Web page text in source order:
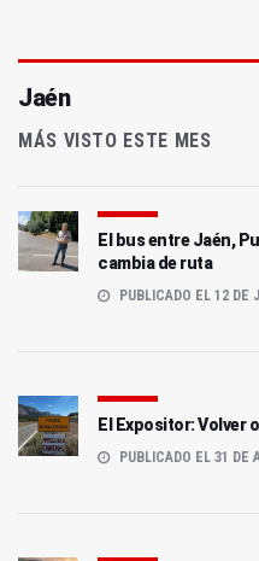
Jaén
MÁS VISTO ESTE MES
El bus entre Jaén,
cambia de ruta
PUBLICADO EL 12 DE
El Expositor: Volver
PUBLICADO EL 31 DE